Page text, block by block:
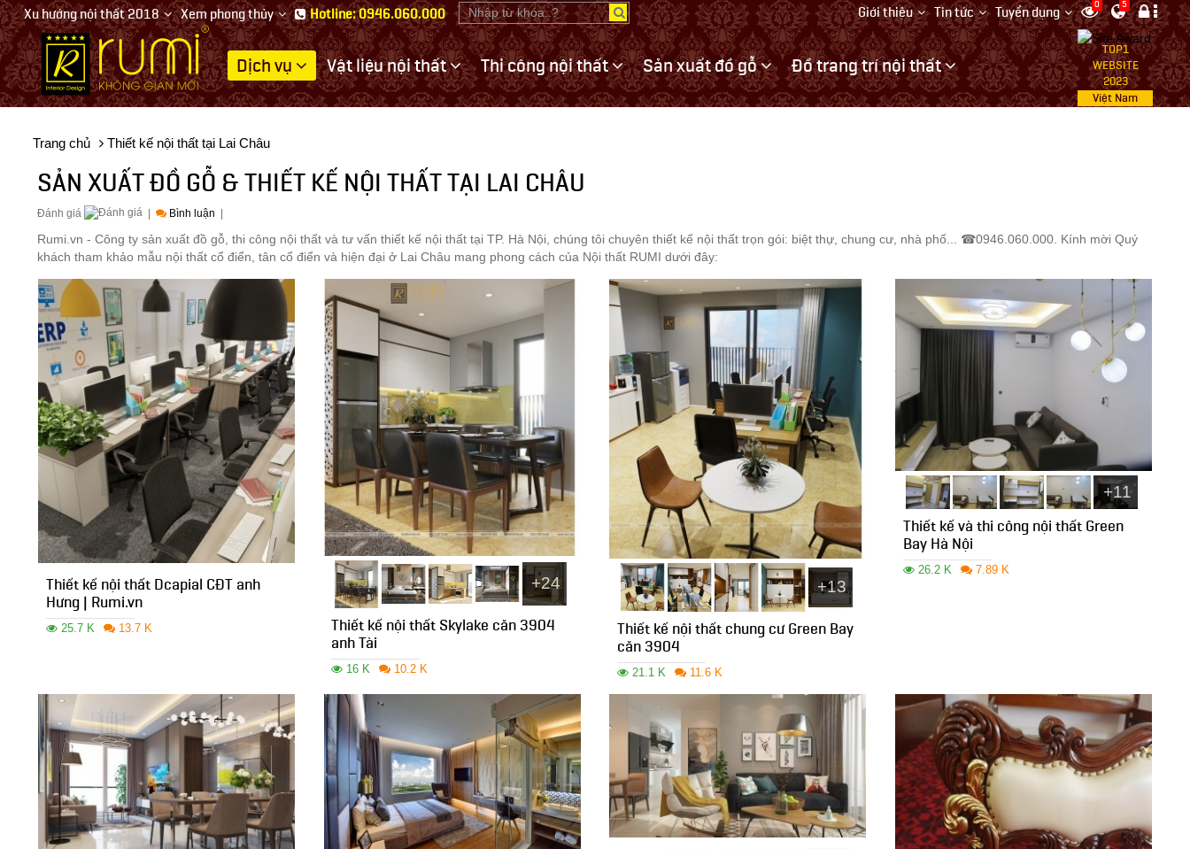
Xu hướng nội thất 2018 Xem phong thủy Hotline: 0946.060.000 Giới thiệu Tin tức Tuyển dụng 0 5
Thiết
nội
Dịch vụ Vật liệu nội thất Thi công nội thất Sản xuất đồ gỗ Đồ trang trí nội thất
TOP1
WEBSITE
2023
Việt Nam
Trang chủ Thiết kế nội thất tại Lai Châu
SẢN XUẤT ĐỒ GỖ & THIẾT KẾ NỘI THẤT TẠI LAI CHÂU
Đánh giá | Bình luận
Rumi.vn - Công ty sản xuất đồ gỗ, thi công nội thất và tư vấn thiết kế nội thất tại TP. Hà Nội, chúng tôi chuyên thiết kế nội thất trọn gói: biệt thự, chung cư, nhà phố... ☎0946.060.000. Kính mời Quý
khách tham khảo mẫu nội thất cổ điển, tân cổ điển và hiện đại ở Lai Châu mang phong cách của Nội thất RUMI dưới đây:
Thiết kế nội thất Dcapial CĐT anh
Hưng | Rumi.vn
25.7 K 13.7 K
+24
Thiết kế nội thất Skylake căn 3904
anh Tài
16 K 10.2 K
+13
Thiết kế nội thất chung cư Green Bay
căn 3904
21.1 K 11.6 K
+11
Thiết kế và thi công nội thất Green
Bay Hà Nội
26.2 K 7.89 K